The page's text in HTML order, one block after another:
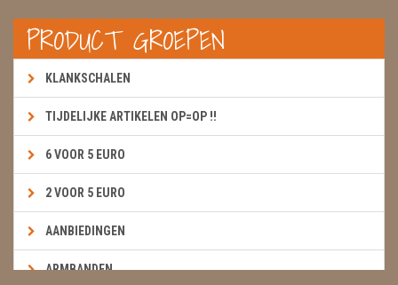
PRODUCT GROEPEN
KLANKSCHALEN
TIJDELIJKE ARTIKELEN OP=OP !!
6 VOOR 5 EURO
2 VOOR 5 EURO
AANBIEDINGEN
ARMBANDEN